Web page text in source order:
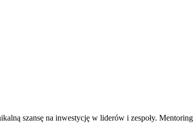
szansę na inwestycję w liderów i zespoły.